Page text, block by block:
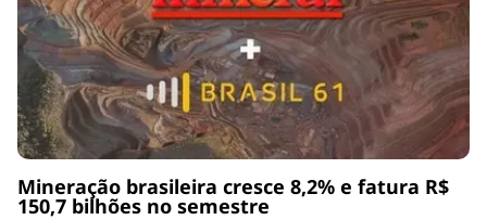
Mineração brasileira cresce 8,2% e fatura R$
150,7 bilhões no semestre